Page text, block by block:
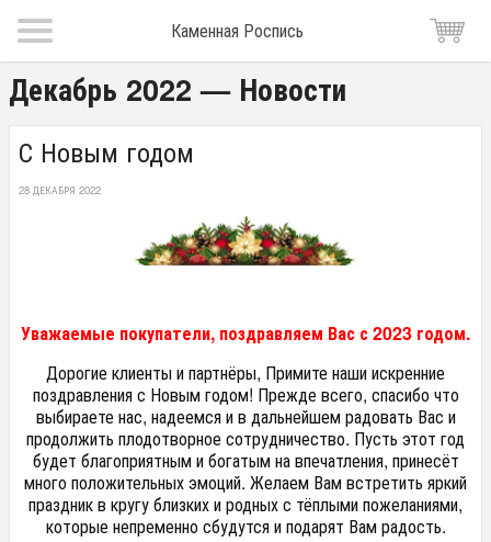
Каменная Роспись
Декабрь 2022 — Новости
С Новым годом
28 ДЕКАБРЯ 2022
Уважаемые покупатели, поздравляем Вас с 2023 годом.
Дорогие клиенты и партнёры, Примите наши искренние
поздравления с Новым годом! Прежде всего, спасибо что
выбираете нас, надеемся и в дальнейшем радовать Вас и
продолжить плодотворное сотрудничество. Пусть этот год
будет благоприятным и богатым на впечатления, принесёт
много положительных эмоций. Желаем Вам встретить яркий
праздник в кругу близких и родных с тёплыми пожеланиями,
которые непременно сбудутся и подарят Вам радость.